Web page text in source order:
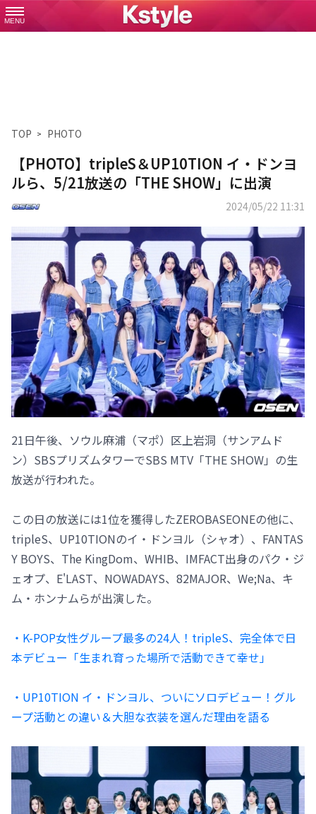
MENU
TOP PHOTO
【PHOTO】tripleS＆UP10TION イ・ドンヨ
ルら、5/21放送の「THE SHOW」に出演
2024/05/22 11:31
21日午後、ソウル麻浦（マポ）区上岩洞（サンアムド
ン）SBSプリズムタワーでSBS MTV「THE SHOW」の生
放送が行われた。
この日の放送には1位を獲得したZEROBASEONEの他に、
tripleS、UP10TIONのイ・ドンヨル（シャオ）、FANTAS
Y BOYS、The KingDom、WHIB、IMFACT出身のパク・ジ
ェオプ、E'LAST、NOWADAYS、82MAJOR、We;Na、キ
ム・ホンナムらが出演した。
・K-POP女性グループ最多の24人！tripleS、完全体で日
本デビュー「生まれ育った場所で活動できて幸せ」
・UP10TION イ・ドンヨル、ついにソロデビュー！グル
ープ活動との違い＆大胆な衣装を選んだ理由を語る